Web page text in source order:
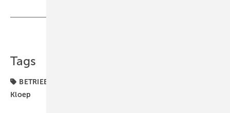
Tags
BETRIEBSMANAGEMENT
Kloep